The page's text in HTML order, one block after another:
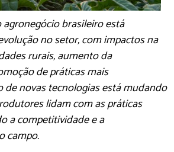
brasileiro está
no setor, com impactos na
rurais, aumento da
de práticas mais
de novas tecnologias está mudando
lidam com as práticas
a competitividade e a
campo.